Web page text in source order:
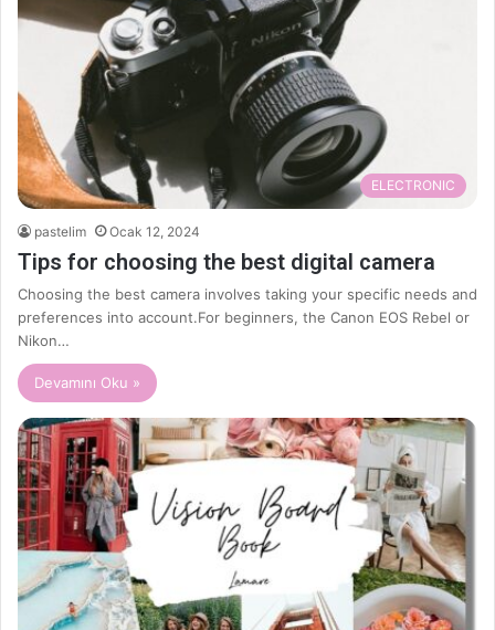
ELECTRONIC
pastelim Ocak 12, 2024
Tips for choosing the best digital camera
Choosing the best camera involves taking your specific needs and
preferences into account.For beginners, the Canon EOS Rebel or
Nikon…
Devamını Oku »